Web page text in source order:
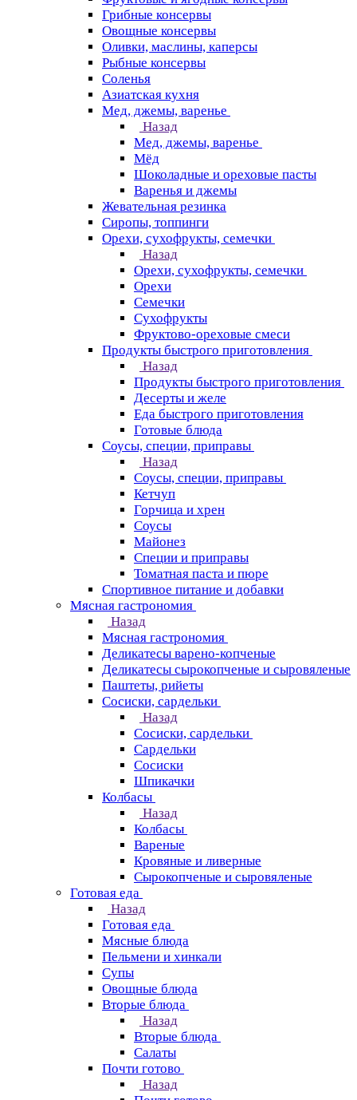
Грибные консервы
Овощные консервы
Оливки, маслины, каперсы
Рыбные консервы
Соленья
Азиатская кухня
Мед, джемы, варенье
Назад
Мед, джемы, варенье
Мёд
Шоколадные и ореховые пасты
Варенья и джемы
Жевательная резинка
Сиропы, топпинги
Орехи, сухофрукты, семечки
Назад
Орехи, сухофрукты, семечки
Орехи
Семечки
Сухофрукты
Фруктово-ореховые смеси
Продукты быстрого приготовления
Назад
Продукты быстрого приготовления
Десерты и желе
Еда быстрого приготовления
Готовые блюда
Соусы, специи, приправы
Назад
Соусы, специи, приправы
Кетчуп
Горчица и хрен
Соусы
Майонез
Специи и приправы
Томатная паста и пюре
Спортивное питание и добавки
Мясная гастрономия
Назад
Мясная гастрономия
Деликатесы варено-копченые
Деликатесы сырокопченые и сыровяленые
Паштеты, рийеты
Сосиски, сардельки
Назад
Сосиски, сардельки
Сардельки
Сосиски
Шпикачки
Колбасы
Назад
Колбасы
Вареные
Кровяные и ливерные
Сырокопченые и сыровяленые
Готовая еда
Назад
Готовая еда
Мясные блюда
Пельмени и хинкали
Супы
Овощные блюда
Вторые блюда
Назад
Вторые блюда
Салаты
Почти готово
Назад